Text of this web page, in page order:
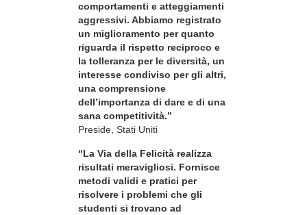
comportamenti e atteggiamenti
aggressivi. Abbiamo registrato
un miglioramento per quanto
riguarda il rispetto reciproco e
la tolleranza per le diversità, un
interesse condiviso per gli altri,
una comprensione
dell’importanza di dare e di una
sana competitività.”
Preside, Stati Uniti
“La Via della Felicità realizza
risultati meravigliosi. Fornisce
metodi validi e pratici per
risolvere i problemi che gli
studenti si trovano ad